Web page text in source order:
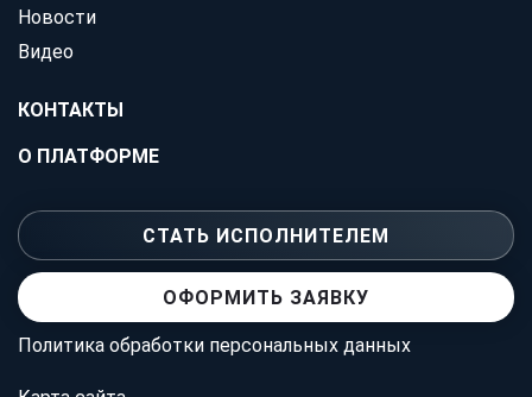
Новости
Видео
КОНТАКТЫ
О ПЛАТФОРМЕ
СТАТЬ ИСПОЛНИТЕЛЕМ
ОФОРМИТЬ ЗАЯВКУ
Политика обработки персональных данных